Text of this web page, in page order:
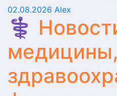
02.08.2026 Alex
⚕️
медицины,